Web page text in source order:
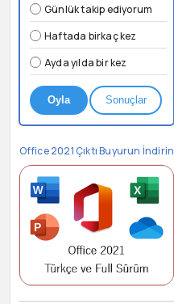
Günlük takip ediyorum
Haftada birkaç kez
Ayda yılda bir kez
Oyla Sonuçlar
Office 2021 Çıktı Buyurun İndirin